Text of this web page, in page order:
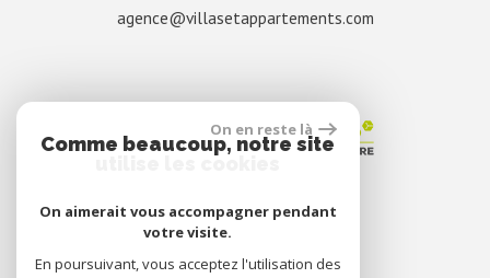
agence@villasetappartements.com
On en reste là
Comme beaucoup, notre site
On aimerait vous accompagner pendant
votre visite.
En poursuivant, vous acceptez l'utilisation des